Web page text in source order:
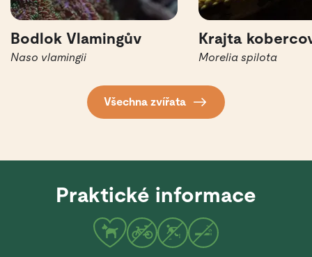
Bodlok Vlamingův
Naso vlamingii
Krajta
Morelia spilota
Všechna zvířata
Praktické informace